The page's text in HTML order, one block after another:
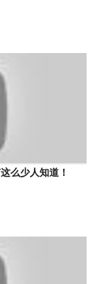
么少人知道！